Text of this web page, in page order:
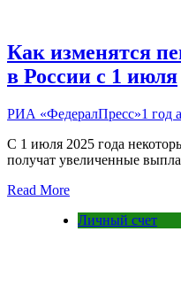
Как изменятся
в России с 1 июля
РИА «ФедералПресс»1 год
С 1 июля 2025 года
получат увеличенные
Read More
Личный счет